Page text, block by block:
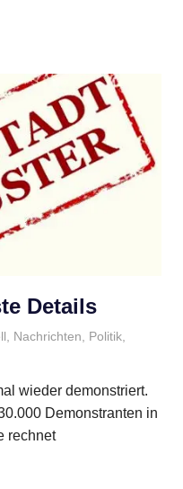
Details
, Nachrichten, Politik,
wieder demonstriert.
Demonstranten in
rechnet